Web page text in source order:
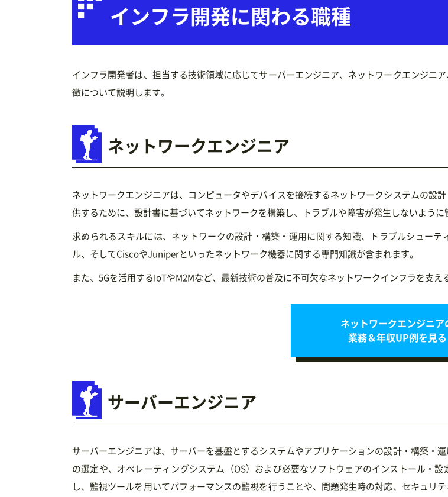
インフラ開発に関わる職種
インフラ開発者は、担当する技術領域に応じてサーバーエンジニア、ネットワークエンジニ
徴について説明します。
ネットワークエンジニア
ネットワークエンジニアは、コンピュータやデバイスを接続するネットワークシステムの設
供するために、設計書に基づいてネットワークを構築し、トラブルや障害が発生しないように
求められるスキルには、ネットワークの設計・構築・運用に関する知識、トラブルシュー
ル、そしてCiscoやJuniperといったネットワーク機器に関する専門知識が含まれます。
また、5Gを活用するIoTやM2Mなど、最新技術の普及に不可欠なネットワークインフラを支え
ネットワークエンジニア
業務＆年収UP例を見る
サーバーエンジニア
サーバーエンジニアは、サーバーを基盤とするシステムやアプリケーションの設計・構築・
の選定や、オペレーティングシステム（OS）および必要なソフトウェアのインストール・
し、監視ツールを用いてパフォーマンスの監視を行うことや、問題発生時の対応、セキュリ